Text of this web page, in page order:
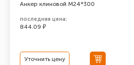
Анкер клиновой М24*300
последняя цена:
844.09 ₽
Уточнить цену